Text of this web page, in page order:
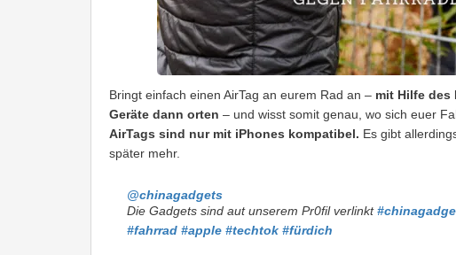
Bringt einfach einen AirTag an eurem Rad an – mit Hilfe des
Geräte dann orten – und wisst somit genau, wo sich euer
AirTags sind nur mit iPhones kompatibel. Es gibt
später mehr.
@chinagadgets
Die Gadgets sind aut unserem Pr0fil verlinkt
#fahrrad #apple #techtok #fürdich